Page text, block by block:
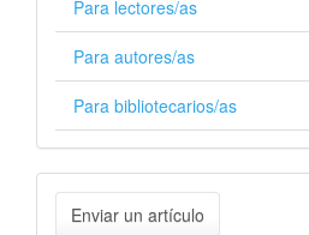
Para lectores/as
Para autores/as
Para bibliotecarios/as
Enviar
Enviar un artículo